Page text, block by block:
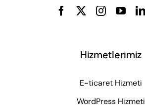
Hizmetlerimiz
E-ticaret Hizmeti
WordPress Hizmeti